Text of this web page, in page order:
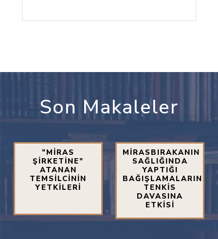
Son Makaleler
“MİRAS
ŞİRKETİNE”
ATANAN
TEMSİLCİNİN
YETKİLERİ
MİRASBIRAKANIN
SAĞLIĞINDA
YAPTIĞI
BAĞIŞLAMALARIN
TENKİS
DAVASINA
ETKİSİ